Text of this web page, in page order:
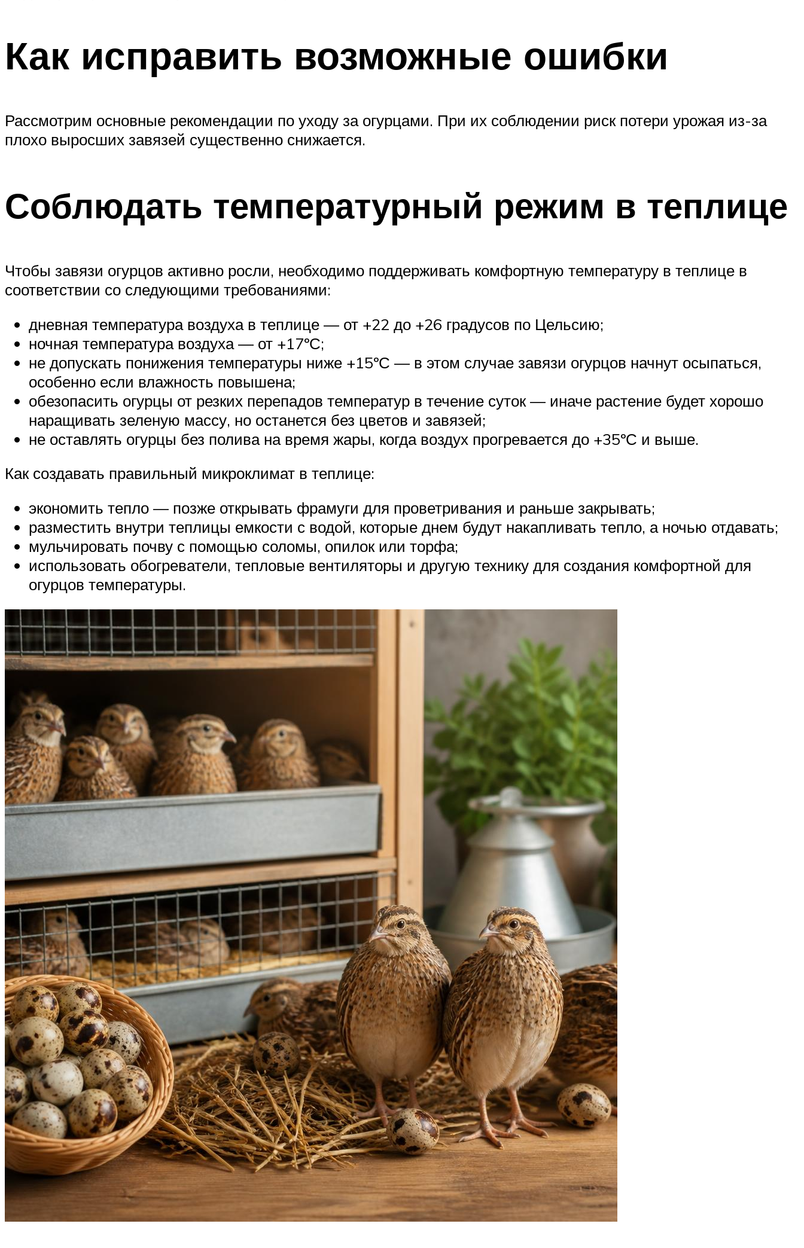
Как исправить возможные ошибки
Рассмотрим основные рекомендации по уходу за огурцами. При их соблюдении риск потери урожая из-за
плохо выросших завязей существенно снижается.
Соблюдать температурный режим в теплице
Чтобы завязи огурцов активно росли, необходимо поддерживать комфортную температуру в теплице в
соответствии со следующими требованиями:
дневная температура воздуха в теплице — от +22 до +26 градусов по Цельсию;
ночная температура воздуха — от +17ºС;
не допускать понижения температуры ниже +15ºС — в этом случае завязи огурцов начнут осыпаться,
особенно если влажность повышена;
обезопасить огурцы от резких перепадов температур в течение суток — иначе растение будет хорошо
наращивать зеленую массу, но останется без цветов и завязей;
не оставлять огурцы без полива на время жары, когда воздух прогревается до +35ºС и выше.
Как создавать правильный микроклимат в теплице:
экономить тепло — позже открывать фрамуги для проветривания и раньше закрывать;
разместить внутри теплицы емкости с водой, которые днем будут накапливать тепло, а ночью отдавать;
мульчировать почву с помощью соломы, опилок или торфа;
использовать обогреватели, тепловые вентиляторы и другую технику для создания комфортной для
огурцов температуры.